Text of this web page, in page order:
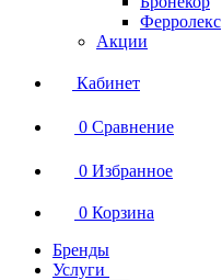
Ферролекс
Акции
Кабинет
0 Сравнение
0 Избранное
0 Корзина
Бренды
Услуги